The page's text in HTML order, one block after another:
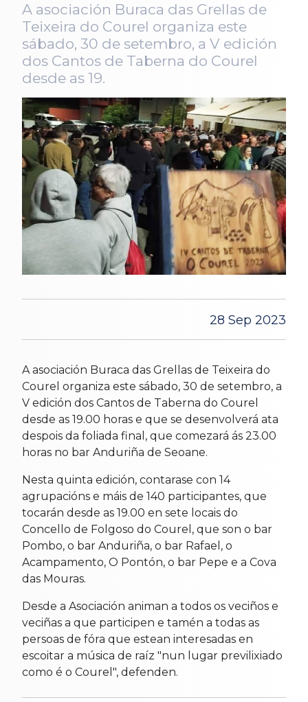
A asociación Buraca das Grellas de
Teixeira do Courel organiza este
sábado, 30 de setembro, a V edición
dos Cantos de Taberna do Courel
desde as 19.
28 Sep 2023
A asociación Buraca das Grellas de Teixeira do
Courel organiza este sábado, 30 de setembro, a
V edición dos Cantos de Taberna do Courel
desde as 19.00 horas e que se desenvolverá ata
despois da foliada final, que comezará ás 23.00
horas no bar Anduriña de Seoane.
Nesta quinta edición, contarase con 14
agrupacións e máis de 140 participantes, que
tocarán desde as 19.00 en sete locais do
Concello de Folgoso do Courel, que son o bar
Pombo, o bar Anduriña, o bar Rafael, o
Acampamento, O Pontón, o bar Pepe e a Cova
das Mouras.
Desde a Asociación animan a todos os veciños e
veciñas a que participen e tamén a todas as
persoas de fóra que estean interesadas en
escoitar a música de raíz "nun lugar previlixiado
como é o Courel", defenden.